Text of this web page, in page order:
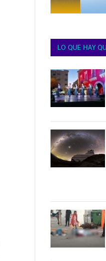
LO QUE HAY